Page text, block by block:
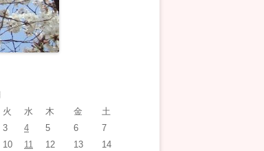
火 水 木 金 土
3 4 5 6
7
10 11 12 13
14